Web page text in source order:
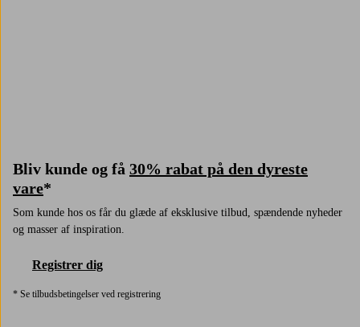
Bliv kunde og få 30% rabat på den dyreste
vare*
Som kunde hos os får du glæde af eksklusive tilbud, spændende nyheder
og masser af inspiration.
Registrer dig
* Se tilbudsbetingelser ved registrering